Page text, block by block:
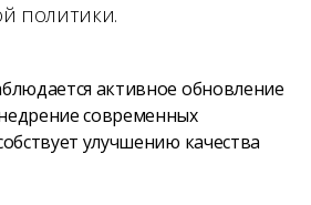
политики.
активное обновление
современных
улучшению качества